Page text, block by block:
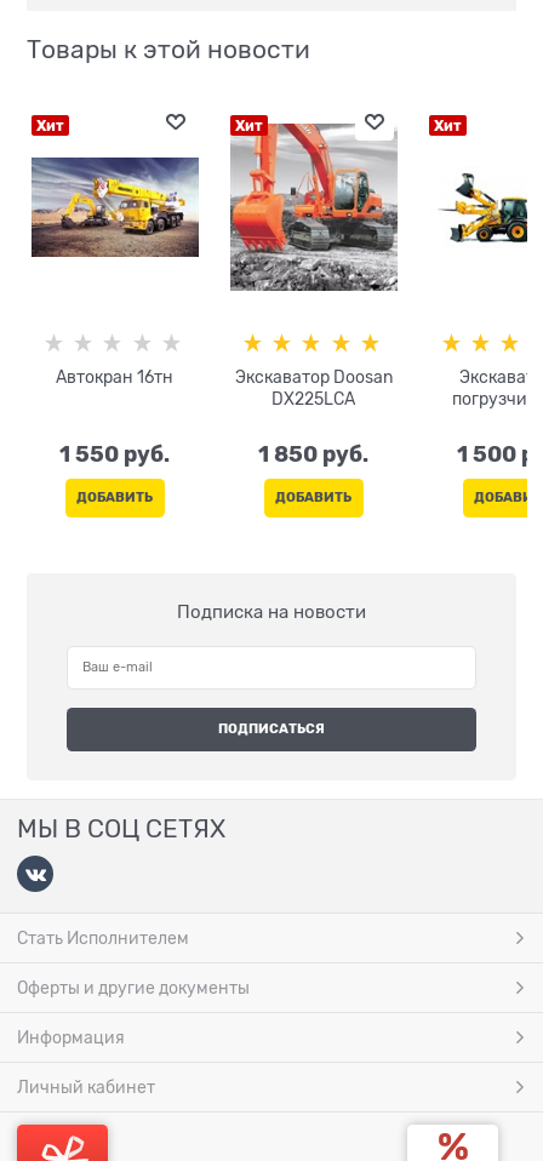
Товары к этой новости
Хит
Автокран 16тн
1 550 руб.
ДОБАВИТЬ
Хит
Экскаватор Doosan
DX225LCA
1 850 руб.
ДОБАВИТЬ
Хит
погрузчик
1 500
Подписка на новости
МЫ В СОЦ СЕТЯХ
Стать Исполнителем
Оферты и другие документы
Информация
Личный кабинет